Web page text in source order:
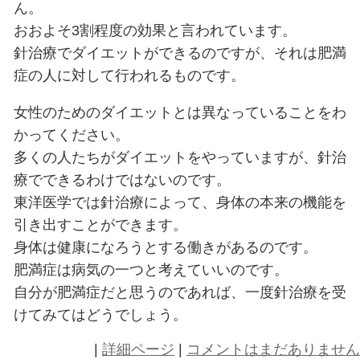
肥満になる原因の一つは食欲です。
満腹感を感じる中枢の働きが悪い
す。
太っていても食べなければ自然と
しかし、人の食欲はどうしてもあ
を抑えることが難しいのです。
肥満症の人の電気針治療を施すこ
中枢の機能を高めることができる
食事をしてすぐに満腹感が得られ
自然と減っていくのです。
もちろん、すべての人に効果があ